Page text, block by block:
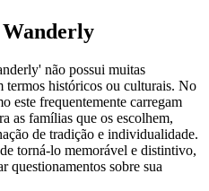
Wanderly
não possui muitas
termos históricos ou culturais. No
este frequentemente carregam
as famílias que os escolhem,
de tradição e individualidade.
torná-lo memorável e distintivo,
questionamentos sobre sua